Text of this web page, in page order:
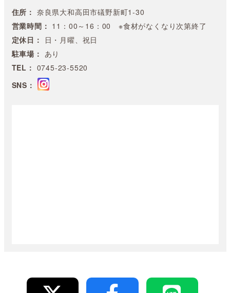
住所： 奈良県大和高田市礒野新町1-30
営業時間： 11：00～16：00 ※食材がなくなり次第終了
定休日：
日・月曜、祝日
駐車場： あり
TEL： 0745-23-5520
SNS：